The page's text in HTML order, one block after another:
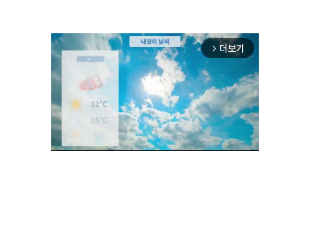
arrow_forward_ios 더보기